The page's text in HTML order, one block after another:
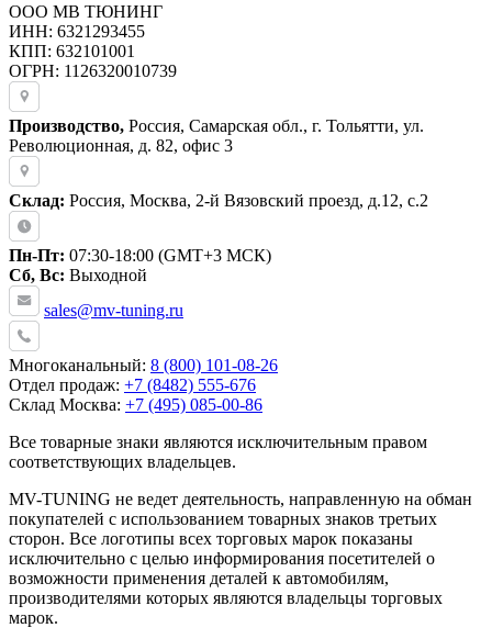
ООО МВ ТЮНИНГ
ИНН: 6321293455
КПП: 632101001
ОГРН: 1126320010739
Производство, Россия, Самарская обл., г. Тольятти, ул.
Революционная, д. 82, офис 3
Склад: Россия, Москва, 2-й Вязовский проезд, д.12, с.2
Пн-Пт: 07:30-18:00 (GMT+3 МСК)
Сб, Вс: Выходной
sales@mv-tuning.ru
Многоканальный: 8 (800) 101-08-26
Отдел продаж: +7 (8482) 555-676
Склад Москва: +7 (495) 085-00-86
Все товарные знаки являются исключительным правом
соответствующих владельцев.
MV-TUNING не ведет деятельность, направленную на обман
покупателей с использованием товарных знаков третьих
сторон. Все логотипы всех торговых марок показаны
исключительно с целью информирования посетителей о
возможности применения деталей к автомобилям,
производителями которых являются владельцы торговых
марок.